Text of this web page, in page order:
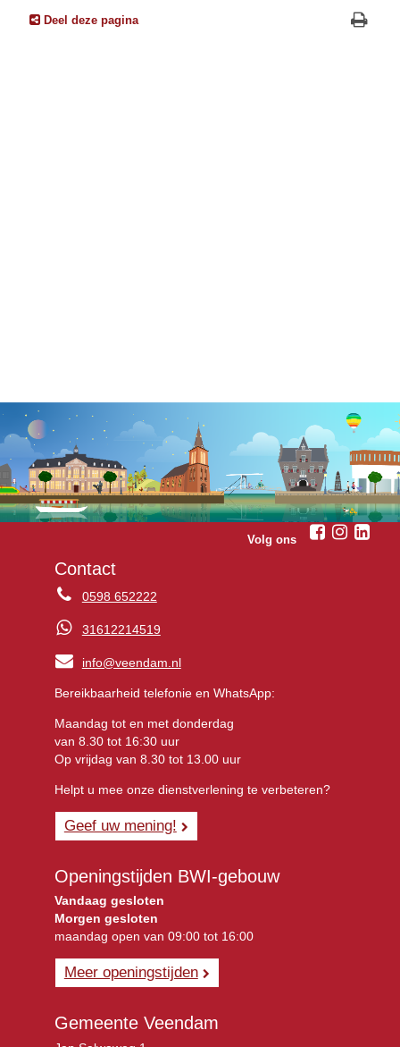
Deel deze pagina
Volg ons
Contact
0598 652222
31612214519
info@veendam.nl
Bereikbaarheid telefonie en WhatsApp:
Maandag tot en met donderdag
van 8.30 tot 16:30 uur
Op vrijdag van 8.30 tot 13.00 uur
Helpt u mee onze dienstverlening te verbeteren?
Geef uw mening!
Openingstijden BWI-gebouw
Vandaag gesloten
Morgen gesloten
maandag open van 09:00 tot 16:00
Meer openingstijden
Gemeente Veendam